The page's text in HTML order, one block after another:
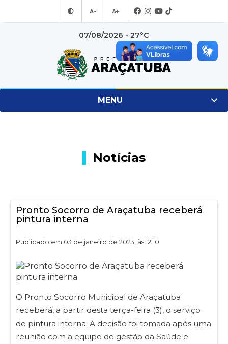
A- A+
07/08/2026 - 27°C
MENU
Notícias
Pronto Socorro de Araçatuba receberá
pintura interna
Publicado em 03 de janeiro de 2023, às 12:10
O Pronto Socorro Municipal de Araçatuba
receberá, a partir desta terça-feira (3), o serviço
de pintura interna. A decisão foi tomada após uma
reunião com a equipe de gestão da Saúde e